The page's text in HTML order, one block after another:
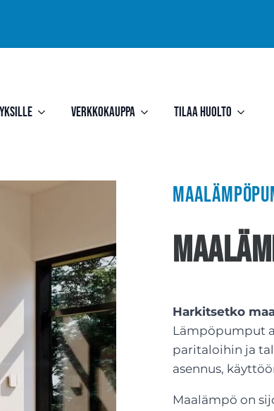
Verkkokauppa Tilaa huolto
Harkitsetko
Lämpöpumput
paritaloihin ja
asennus,
Maalämpö on